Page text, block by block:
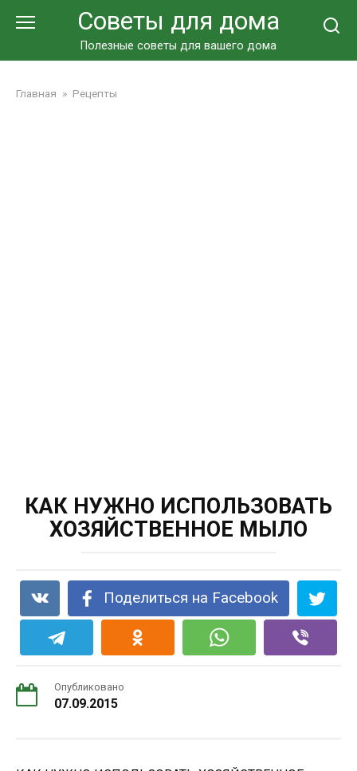
Советы для дома
Полезные советы для вашего дома
Главная » Рецепты
КАК НУЖНО ИСПОЛЬЗОВАТЬ
ХОЗЯЙСТВЕННОЕ МЫЛО
Поделиться на Facebook
Опубликовано
07.09.2015